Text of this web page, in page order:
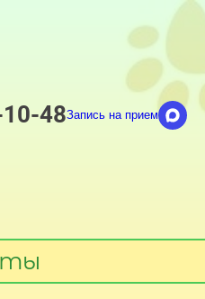
48Запись на прием